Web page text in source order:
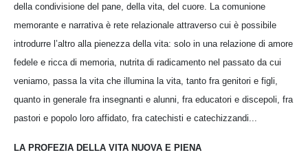
della condivisione del pane, della vita, del cuore. La comunione
memorante e narrativa è rete relazionale attraverso cui è possibile
introdurre l’altro alla pienezza della vita: solo in una relazione di amore
fedele e ricca di memoria, nutrita di radicamento nel passato da cui
veniamo, passa la vita che illumina la vita, tanto fra genitori e figli,
quanto in generale fra insegnanti e alunni, fra educatori e discepoli, fra
pastori e popolo loro affidato, fra catechisti e catechizzandi...
LA PROFEZIA DELLA VITA NUOVA E PIENA